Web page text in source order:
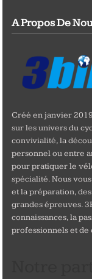
A Propos De
Créé en janvier
sur les univers du
convivialité, la
personnel ou entre
pour pratiquer le
spécialité. Nous
et la préparation,
grandes épreuves.
connaissances, la
professionnels et